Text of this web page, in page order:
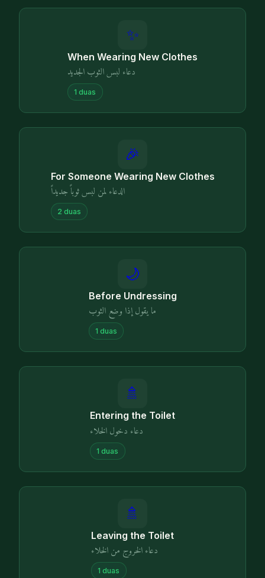
✨
When Wearing New Clothes
دعاء لبس الثوب الجديد
1 duas
🎉
For Someone Wearing New Clothes
الدعاء لمن لبس ثوباً جديداً
2 duas
🌙
Before Undressing
ما يقول إذا وضع الثوب
1 duas
🚿
Entering the Toilet
دعاء دخول الخلاء
1 duas
🚿
Leaving the Toilet
دعاء الخروج من الخلاء
1 duas